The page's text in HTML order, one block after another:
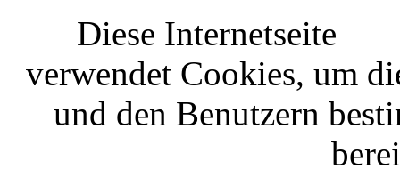
Diese Internetseite
verwendet Cookies, um
und den Benutzern